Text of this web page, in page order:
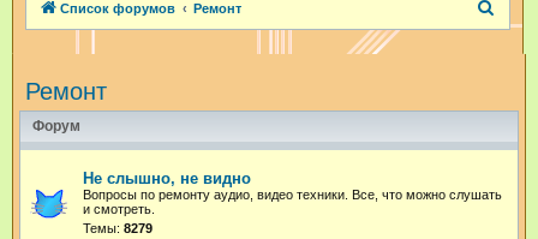
Список форумов Ремонт
Ремонт
Форум
Не слышно, не видно
Вопросы по ремонту аудио, видео техники. Все, что можно слушать
и смотреть.
Темы: 8279